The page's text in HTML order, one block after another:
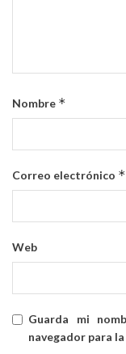
Nombre *
Correo electrónico *
Web
Guarda mi
navegador para